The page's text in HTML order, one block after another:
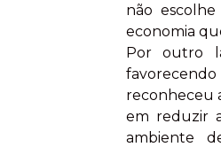
não
economia
Por outro
reconheceu
em reduzir
ambiente